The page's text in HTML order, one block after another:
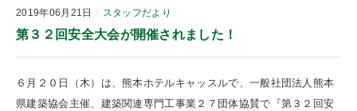
2019年06月21日 スタッフだより
第３２回安全大会が開催されました！
６月２０日（木）は、熊本ホテルキャッスルで、一般社団法人熊本
県建築協会主催、建築関連専門工事業２７団体協賛で『第３２回安